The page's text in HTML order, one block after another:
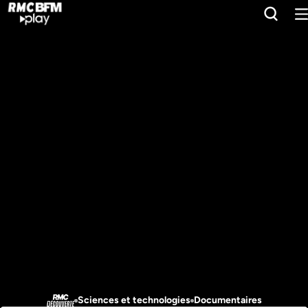
Sciences et technologies Documentaires